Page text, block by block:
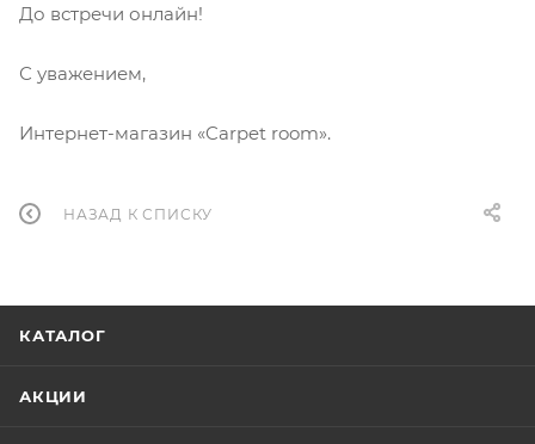
До встречи онлайн!
С уважением,
Интернет-магазин «Carpet room».
НАЗАД К СПИСКУ
КАТАЛОГ
АКЦИИ